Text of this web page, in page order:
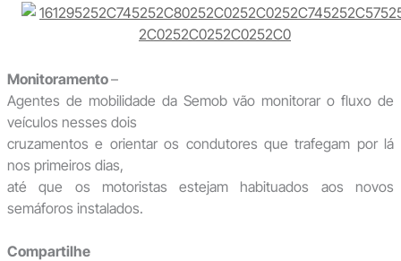
Monitoramento–
Agentes de mobilidade da Semob vão monitorar o fluxo de
veículos nesses dois
cruzamentos e orientar os condutores que trafegam por lá
nos primeiros dias,
até que os motoristas estejam habituados aos novos
semáforos instalados.
Compartilhe